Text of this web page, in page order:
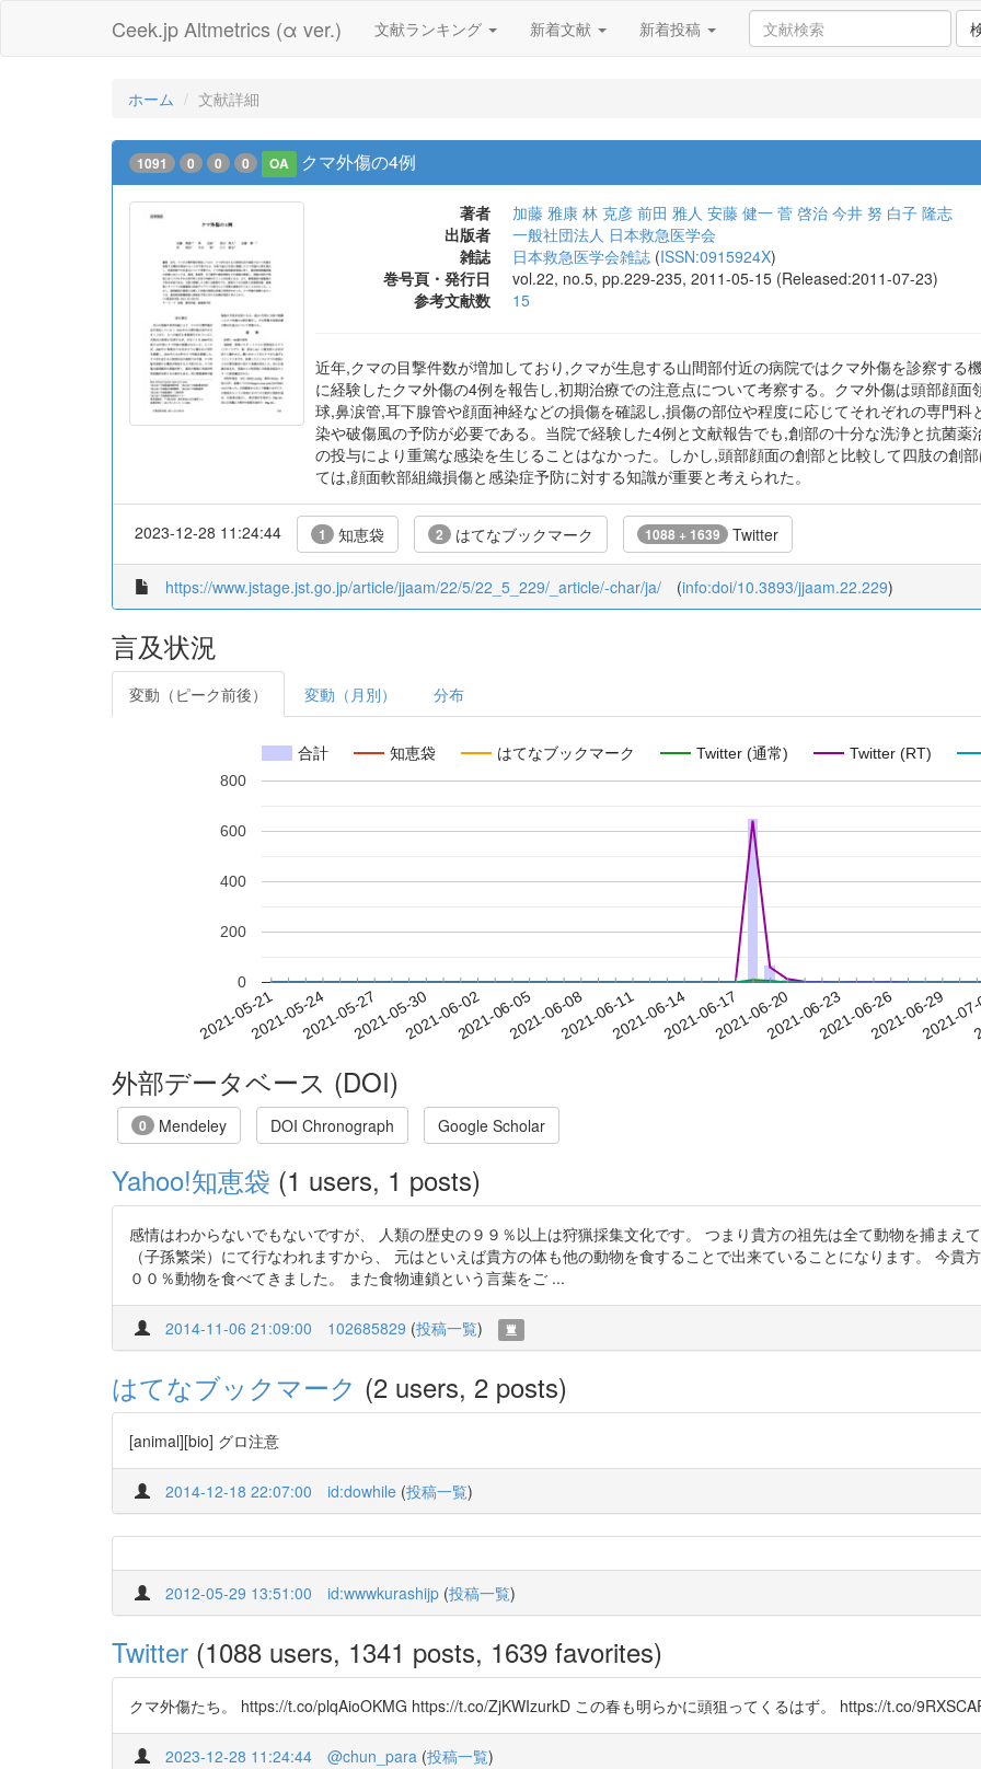
Ceek.jp Altmetrics (α ver.) 文献ランキング 新着文献 新着投稿
ホーム 文献詳細
1091 0 0 0 OA クマ外傷の4例
著者 加藤 雅康 林 克彦 前田 雅人 安藤 健一 菅 啓治 今井 努 白子 隆志
出版者
一般社団法人 日本救急医学会
雑誌
日本救急医学会雑誌 (ISSN:0915924X)
巻号頁・発行日
vol.22, no.5, pp.229-235, 2011-05-15 (Released:2011-07-23)
参考文献数
15
近年,クマの目撃件数が増加しており,クマが生息する山間部付近の病院ではクマ外傷を診察する
に経験したクマ外傷の4例を報告し,初期治療での注意点について考察する。クマ外傷は頭部顔
球,鼻涙管,耳下腺管や顔面神経などの損傷を確認し,損傷の部位や程度に応じてそれぞれの専門
染や破傷風の予防が必要である。当院で経験した4例と文献報告でも,創部の十分な洗浄と抗菌
の投与により重篤な感染を生じることはなかった。しかし,頭部顔面の創部と比較して四肢の創
ては,顔面軟部組織損傷と感染症予防に対する知識が重要と考えられた。
2023-12-28 11:24:44 1 知恵袋 2 はてなブックマーク 1088 + 1639 Twitter
https://www.jstage.jst.go.jp/article/jjaam/22/5/22_5_229/_article/-char/ja/ (info:doi/10.3893/jjaam.22.229)
言及状況
変動（ピーク前後） 変動（月別） 分布
合計 知恵袋 はてなブックマーク Twitter (通常) Twitter (RT)
2021-05-212021-05-242021-05-272021-05-302021-06-022021-06-052021-06-082021-06-112021-06-142021-06-172021-06-202021-06-232021-06-262021-06-29
2021-
0
200
400
600
800
外部データベース (DOI)
0 Mendeley DOI Chronograph Google Scholar
Yahoo!知恵袋 (1 users, 1 posts)
感情はわからないでもないですが、 人類の歴史の９９％以上は狩猟採集文化です。 つまり貴方の祖先は全て動物を捕まえ
（子孫繁栄）にて行なわれますから、 元はといえば貴方の体も他の動物を食することで出来ていることになります。 今貴
００％動物を食べてきました。 また食物連鎖という言葉をご ...
2014-11-06 21:09:00 102685829 (投稿一覧)
はてなブックマーク (2 users, 2 posts)
[animal][bio] グロ注意
2014-12-18 22:07:00 id:dowhile (投稿一覧)
2012-05-29 13:51:00 id:wwwkurashijp (投稿一覧)
Twitter (1088 users, 1341 posts, 1639 favorites)
クマ外傷たち。 https://t.co/plqAioOKMG https://t.co/ZjKWIzurkD この春も明らかに頭狙ってくるはず。 https://t.co/
2023-12-28 11:24:44 @chun_para (投稿一覧)